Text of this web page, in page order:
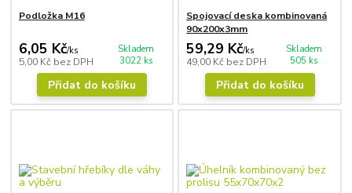
Podložka M16
6,05 Kč/ks
5,00 Kč bez DPH
Skladem
3022 ks
Přidat do košíku
Spojovací deska kombinovaná
90x200x3mm
59,29 Kč/ks
49,00 Kč bez DPH
Skladem
505 ks
Přidat do košíku